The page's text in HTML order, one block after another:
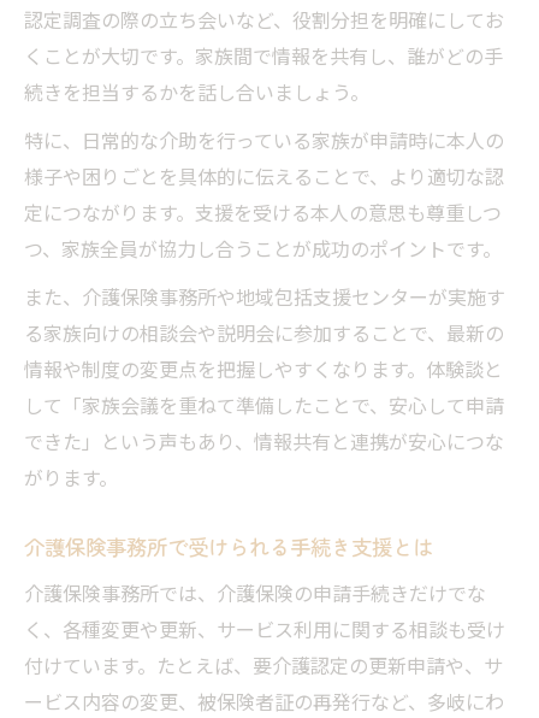
認定調査の際の立ち会いなど、役割分担を明確にしてお
くことが大切です。家族間で情報を共有し、誰がどの手
続きを担当するかを話し合いましょう。
特に、日常的な介助を行っている家族が申請時に本人の
様子や困りごとを具体的に伝えることで、より適切な認
定につながります。支援を受ける本人の意思も尊重しつ
つ、家族全員が協力し合うことが成功のポイントです。
また、介護保険事務所や地域包括支援センターが実施す
る家族向けの相談会や説明会に参加することで、最新の
情報や制度の変更点を把握しやすくなります。体験談と
して「家族会議を重ねて準備したことで、安心して申請
できた」という声もあり、情報共有と連携が安心につな
がります。
介護保険事務所で受けられる手続き支援とは
介護保険事務所では、介護保険の申請手続きだけでな
く、各種変更や更新、サービス利用に関する相談も受け
付けています。たとえば、要介護認定の更新申請や、サ
ービス内容の変更、被保険者証の再発行など、多岐にわ